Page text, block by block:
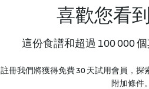
喜歡您看
這份食譜和超過 100 000
註冊我們將獲得免費 30 天試用會員，
附加條件。